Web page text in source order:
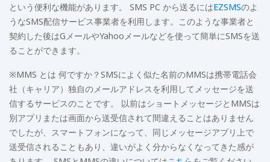
という便利な機能があります。 SMS PC から送るにはEZSMSのよ
うなSMS配信サービス事業者を利用します。このような事業者と
契約した後はGメールやYahooメールなどを使って簡単にSMSを送
ることができます。
※MMS とは 何ですか？SMSによく似た名前のMMSは携帯電話会
社（キャリア）独自のメールアドレスを利用してメッセージを送
信するサービスのことです。 以前はショートメッセージとMMSは
別アプリまたは画面から送受信されて間違えることはありません
でしたが、スマートフォンになって、同じメッセージアプリ上で
送受信されることもあり、違いがよく分からなくなってきた感が